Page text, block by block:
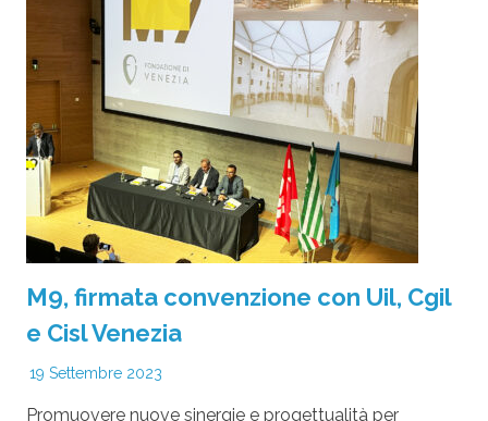
M9, firmata convenzione con Uil, Cgil
e Cisl Venezia
19 Settembre 2023
Promuovere nuove sinergie e progettualità per